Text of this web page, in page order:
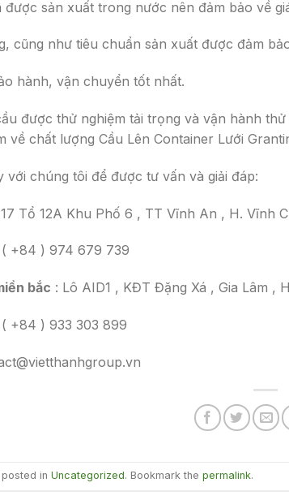
được sản xuất trong nước nên đảm bảo về
cũng như tiêu chuẩn sản xuất được đảm
hành, vận chuyển tốt nhất.
được thử nghiệm tải trọng và vận hành
về chất lượng Cầu Lên Container Lưới
với chúng tôi để được tư vấn và giải đáp:
Tổ 12A Khu Phố 6 , TT Vĩnh An , H. Vĩnh
( +84 ) 974 679 739
bắc : Lô AID1 , KĐT Đặng Xá , Gia Lâm ,
( +84 ) 933 303 899
in Uncategorized. Bookmark the permalink.